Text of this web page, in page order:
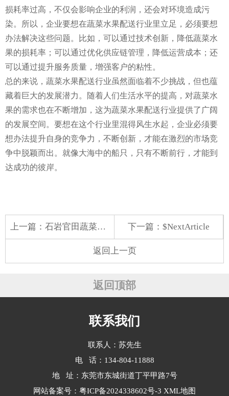
损耗率过高，不仅会影响企业的利润，还会对环境造成污
染。所以，企业要想在蔬菜水果配送行业里立足，必须要想
办法解决这些问题。比如，可以通过技术创新，降低蔬菜水
果的损耗率；可以通过优化供应链管理，降低运营成本；还
可以通过提升服务质量，增强客户的粘性。
总的来说，蔬菜水果配送行业虽然面临着不少挑战，但也蕴
藏着巨大的发展潜力。随着人们生活水平的提高，对蔬菜水
果的需求也在不断增加，这为蔬菜水果配送行业提供了广阔
的发展空间。要想在这个行业里混得风生水起，企业必须要
想办法提升自身的竞争力，不断创新，才能在激烈的市场竞
争中脱颖而出。就像大海中的船只，只有不断前行，才能到
达成功的彼岸。
上一篇： 石岩官田蔬菜配送服务 下一篇：$NextArticle
返回上一页
返回顶部
联系我们
联系人：苏先生
电 话：134-804-11888
地 址：东莞市东城街道丁平甲路7号
网站备案号： 粤ICP备2024338602号-3 XML地图